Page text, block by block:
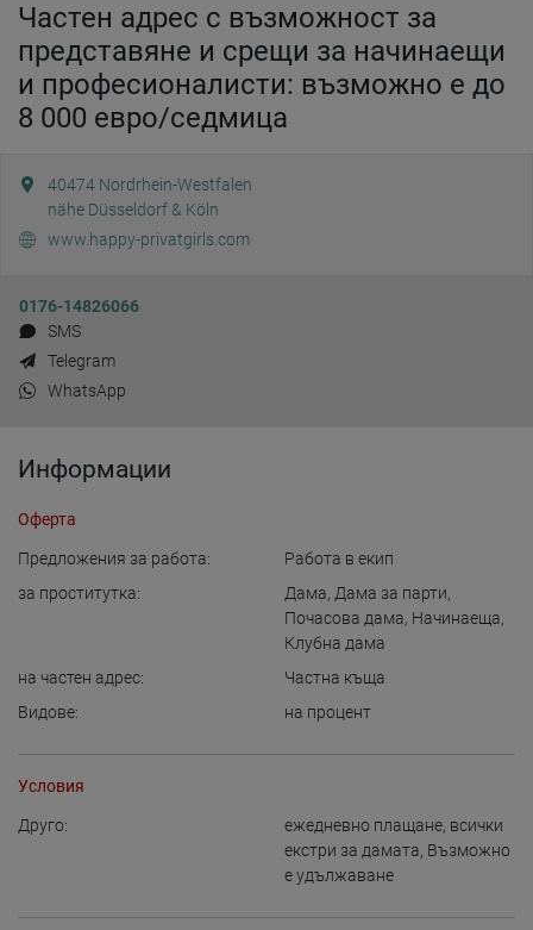
Частен адрес с възможност за
представяне и срещи за начинаещи
и професионалисти: възможно е до
8 000 евро/седмица
40474 Nordrhein-Westfalen
nähe Düsseldorf & Köln
www.happy-privatgirls.com
0176-14826066
SMS
Telegram
WhatsApp
Информации
Оферта
Предложения за работа:
Работа в екип
за проститутка:
Дама, Дама за парти,
Почасова дама, Начинаеща,
Клубна дама
на частен адрес:
Частна къща
Видове:
на процент
Условия
Друго: ежедневно плащане, всички
екстри за дамата, Възможно
е удължаване